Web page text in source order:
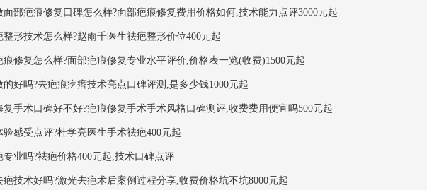
部疤痕修复口碑怎么样?面部疤痕修复费用价格如何,技术能力点评3000元起
形技术怎么样?赵雨千医生祛疤整形价位400元起
修复怎么样?面部疤痕修复专业水平评价,价格表一览(收费)1500元起
好吗?去疤痕疙瘩技术亮点口碑评测,是多少钱1000元起
手术口碑好不好?疤痕修复手术手术风格口碑测评,收费费用便宜吗500元起
感受点评?杜学亮医生手术祛疤400元起
业吗?祛疤价格400元起,技术口碑点评
技术好吗?激光去疤术后案例过程分享,收费价格坑不坑8000元起